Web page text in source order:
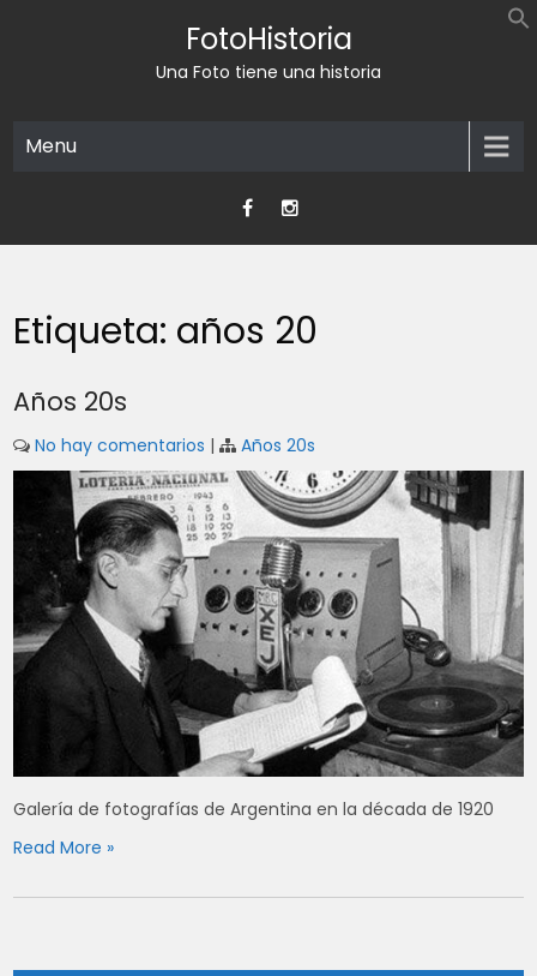
FotoHistoria
Una Foto tiene una historia
Menu
Etiqueta: años 20
Años 20s
No hay comentarios | Años 20s
Galería de fotografías de Argentina en la década de 1920
Read More »